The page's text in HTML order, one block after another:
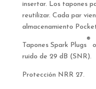
insertar. Los tapones
reutilizar. Cada par
almacenamiento
Tapones Spark Plugs
®
ruido de 29 dB (SNR).
Protección NRR 27.